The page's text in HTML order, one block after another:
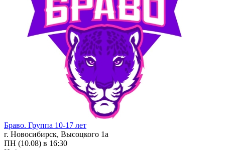
Браво. Группа 10-17 лет
г. Новосибирск, Высоцкого 1а
ПН (10.08) в 16:30